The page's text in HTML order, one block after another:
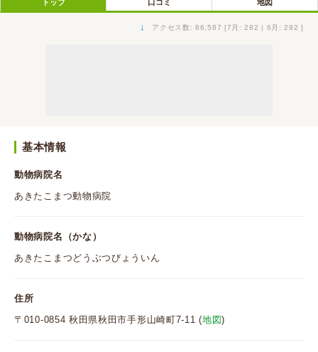
トップ 口コミ 地図
↓ アクセス数: 86,587 [7月: 282 | 6月: 292 ]
基本情報
動物病院名
あきたこまつ動物病院
動物病院名（かな）
あきたこまつどうぶつびょういん
住所
〒010-0854 秋田県秋田市手形山崎町7-11 (地図)